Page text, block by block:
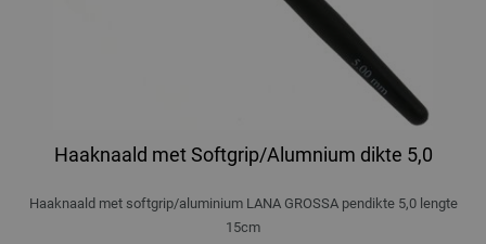
Haaknaald met Softgrip/Alumnium dikte 5,0
Haaknaald met softgrip/aluminium LANA GROSSA pendikte 5,0 lengte
15cm